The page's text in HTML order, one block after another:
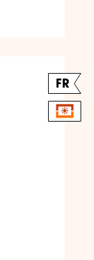
FR